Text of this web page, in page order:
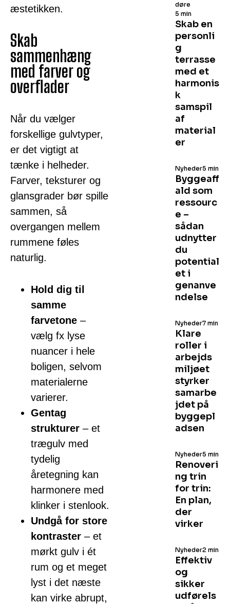
æstetikken.
Skab
sammenhæng
med farver og
overflader
Når du vælger
forskellige gulvtyper,
er det vigtigt at
tænke i helheder.
Farver, teksturer og
glansgrader bør spille
sammen, så
overgangen mellem
rummene føles
naturlig.
Hold dig til
samme
farvetone –
vælg fx lyse
nuancer i hele
boligen, selvom
materialerne
varierer.
Gentag
strukturer – et
trægulv med
tydelig
åretegning kan
harmonere med
klinker i stenlook.
Undgå for store
kontraster – et
mørkt gulv i ét
rum og et meget
lyst i det næste
kan virke abrupt,
Skab en
personli
g
terrasse
med et
harmonis
k
samspil
af
material
er
døre
5 min
Byggeaff
ald som
ressourc
e –
sådan
udnytter
du
potential
et i
genanve
ndelse
Nyheder5 min
Klare
roller i
arbejds
miljøet
styrker
samarbe
jdet på
byggepl
adsen
Nyheder7 min
Renoveri
ng trin
for trin:
En plan,
der
virker
Nyheder5 min
Effektiv
og
sikker
udførels
Nyheder2 min